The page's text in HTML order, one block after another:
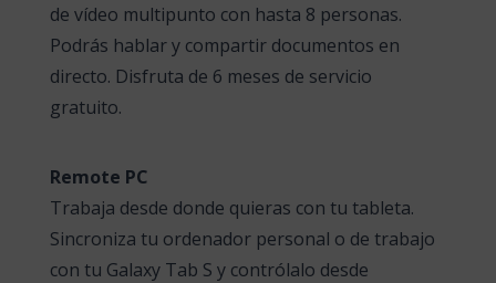
de vídeo multipunto con hasta 8 personas.
Podrás hablar y compartir documentos en
directo. Disfruta de 6 meses de servicio
gratuito.
Remote PC
Trabaja desde donde quieras con tu tableta.
Sincroniza tu ordenador personal o de trabajo
con tu Galaxy Tab S y contrólalo desde